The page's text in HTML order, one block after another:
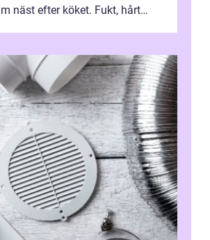
näst efter köket. Fukt, hårt